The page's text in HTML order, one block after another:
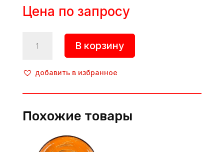
Цена по запросу
товара
с
бортом
d=180
зеленый,
В корзину
добавить в избранное
Похожие товары